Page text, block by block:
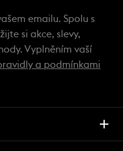
emailu. Spolu s
si akce, slevy,
Vyplněním vaší
a podmínkami